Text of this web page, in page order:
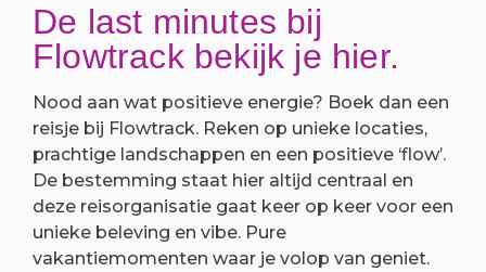
De last minutes bij
Flowtrack bekijk je hier.
Nood aan wat positieve energie? Boek dan een
reisje bij Flowtrack. Reken op unieke locaties,
prachtige landschappen en een positieve ‘flow’.
De bestemming staat hier altijd centraal en
deze reisorganisatie gaat keer op keer voor een
unieke beleving en vibe. Pure
vakantiemomenten waar je volop van geniet.